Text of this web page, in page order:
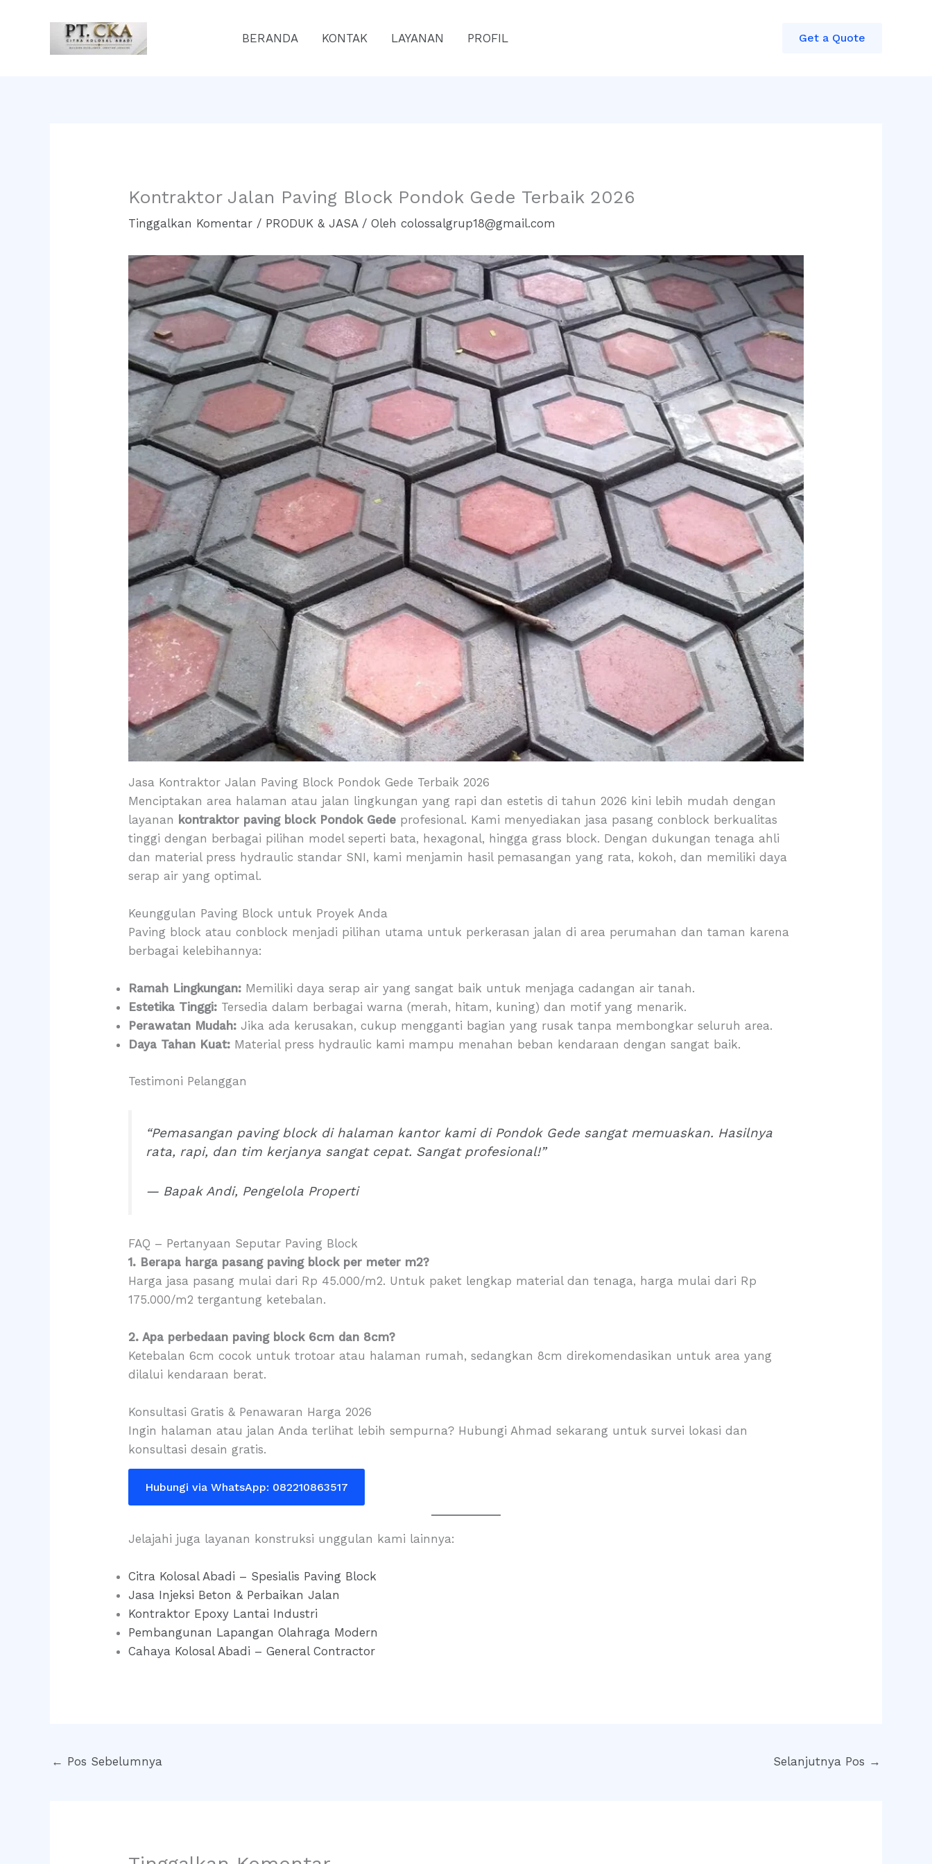
BERANDA KONTAK LAYANAN PROFIL Get a Quote
Kontraktor Jalan Paving Block Pondok Gede Terbaik 2026
Tinggalkan Komentar / PRODUK & JASA/ Olehcolossalgrup18@gmail.com
Jasa Kontraktor Jalan Paving Block Pondok Gede Terbaik 2026
Menciptakan area halaman atau jalan lingkungan yang rapi dan estetis di tahun 2026 kini lebih mudah dengan
layanan kontraktor paving block Pondok Gede profesional. Kami menyediakan jasa pasang conblock berkualitas
tinggi dengan berbagai pilihan model seperti bata, hexagonal, hingga grass block. Dengan dukungan tenaga ahli
dan material press hydraulic standar SNI, kami menjamin hasil pemasangan yang rata, kokoh, dan memiliki daya
serap air yang optimal.
Keunggulan Paving Block untuk Proyek Anda
Paving block atau conblock menjadi pilihan utama untuk perkerasan jalan di area perumahan dan taman karena
berbagai kelebihannya:
Ramah Lingkungan: Memiliki daya serap air yang sangat baik untuk menjaga cadangan air tanah.
Estetika Tinggi: Tersedia dalam berbagai warna (merah, hitam, kuning) dan motif yang menarik.
Perawatan Mudah: Jika ada kerusakan, cukup mengganti bagian yang rusak tanpa membongkar seluruh area.
Daya Tahan Kuat: Material press hydraulic kami mampu menahan beban kendaraan dengan sangat baik.
Testimoni Pelanggan
“Pemasangan paving block di halaman kantor kami di Pondok Gede sangat memuaskan. Hasilnya
rata, rapi, dan tim kerjanya sangat cepat. Sangat profesional!”
— Bapak Andi, Pengelola Properti
FAQ – Pertanyaan Seputar Paving Block
1. Berapa harga pasang paving block per meter m2?
Harga jasa pasang mulai dari Rp 45.000/m2. Untuk paket lengkap material dan tenaga, harga mulai dari Rp
175.000/m2 tergantung ketebalan.
2. Apa perbedaan paving block 6cm dan 8cm?
Ketebalan 6cm cocok untuk trotoar atau halaman rumah, sedangkan 8cm direkomendasikan untuk area yang
dilalui kendaraan berat.
Konsultasi Gratis & Penawaran Harga 2026
Ingin halaman atau jalan Anda terlihat lebih sempurna? Hubungi Ahmad sekarang untuk survei lokasi dan
konsultasi desain gratis.
Hubungi via WhatsApp: 082210863517
Jelajahi juga layanan konstruksi unggulan kami lainnya:
Citra Kolosal Abadi – Spesialis Paving Block
Jasa Injeksi Beton & Perbaikan Jalan
Kontraktor Epoxy Lantai Industri
Pembangunan Lapangan Olahraga Modern
Cahaya Kolosal Abadi – General Contractor
← Pos Sebelumnya Selanjutnya Pos →